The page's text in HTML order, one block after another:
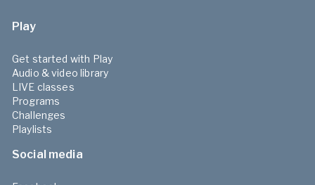
Play
Get started with Play
Audio & video library
LIVE classes
Programs
Challenges
Playlists
Social media